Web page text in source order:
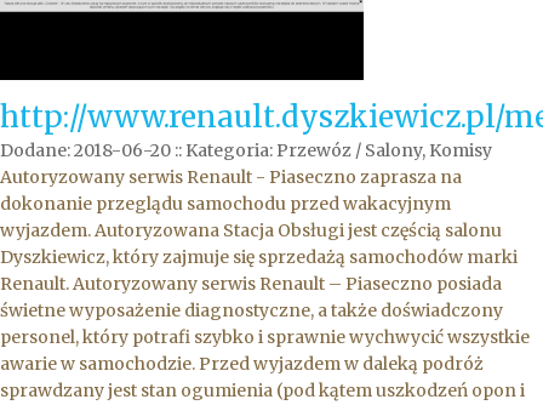
http://www.renault.dyszkiewicz.pl/
Dodane: 2018-06-20 :: Kategoria: Przewóz / Salony, Komisy
Autoryzowany serwis Renault - Piaseczno zaprasza na
dokonanie przeglądu samochodu przed wakacyjnym
wyjazdem. Autoryzowana Stacja Obsługi jest częścią salonu
Dyszkiewicz, który zajmuje się sprzedażą samochodów marki
Renault. Autoryzowany serwis Renault – Piaseczno posiada
świetne wyposażenie diagnostyczne, a także doświadczony
personel, który potrafi szybko i sprawnie wychwycić wszystkie
awarie w samochodzie. Przed wyjazdem w daleką podróż
sprawdzany jest stan ogumienia (pod kątem uszkodzeń opon i